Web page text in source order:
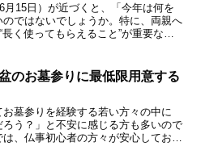
15日）が近づくと、「今年は何を
ではないでしょうか。特に、両親へ
く使ってもらえること”が重要なポ
のお墓参りに最低限用意する
墓参りを経験する若い方々の中に
う？」と不安に感じる方も多いので
、仏事初心者の方々が安心してお盆